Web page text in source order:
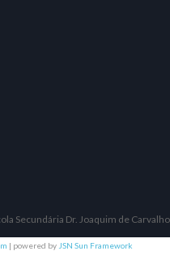
Secundária Dr. Joaquim de Carvalho
| powered byJSN Sun Framework